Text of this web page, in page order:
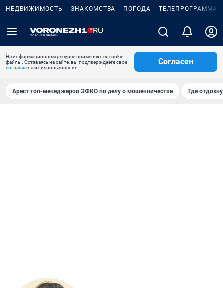
НЕДВИЖИМОСТЬ ЗНАКОМСТВА ПОГОДА ТЕЛЕПРОГРАММА
На информационном ресурсе применяются cookie-
файлы. Оставаясь на сайте, вы подтверждаете свое
согласиена их использование.
Согласен
Арест топ-менеджеров ЭФКО по делу о мошенничестве Где